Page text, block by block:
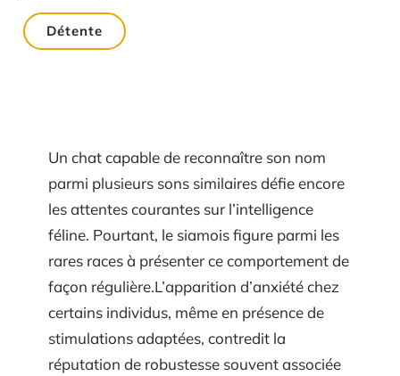
Détente
Un chat capable de reconnaître son nom
parmi plusieurs sons similaires défie encore
les attentes courantes sur l’intelligence
féline. Pourtant, le siamois figure parmi les
rares races à présenter ce comportement de
façon régulière.L’apparition d’anxiété chez
certains individus, même en présence de
stimulations adaptées, contredit la
réputation de robustesse souvent associée